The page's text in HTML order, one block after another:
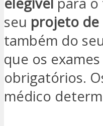
seu projeto
também do
que os
obrigatórios.
médico